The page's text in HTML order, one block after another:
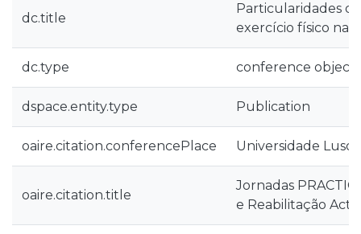
dc.title
Particularidades
exercício físico na
dc.type conference object
dspace.entity.type Publication
oaire.citation.conferencePlace Universidade
oaire.citation.title
Jornadas
e Reabilitação